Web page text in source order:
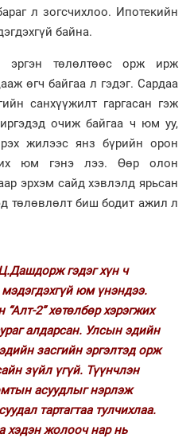
л зогсчихлоо. Ипотекийн
байна.
эргэн төлөлтөөс орж ирж
өгч байгаа л гэдэг. Сардаа
санхүүжилт гаргасан гэж
очиж байгаа ч юм уу,
жилээс янз бүрийн орон
юм гэнэ лээ. Өөр олон
эрхэм сайд хэвлэлд ярьсан
төлөвлөлт биш бодит ажил л
гэдэг хүн ч
мэдэгдэхгүй юм үнэндээ.
2” хөтөлбөр хэрэгжих
алдарсан. Улсын эдийн
засгийн эргэлтэд орж
зүйл үгүй. Түүнчлэн
асуудлыг нэрлэж
тартагтаа тулчихлаа.
хэдэн жолооч нар нь